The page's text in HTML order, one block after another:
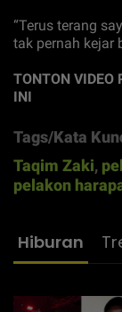
“Terus terang
tak pernah kejar
TONTON VIDEO
INI
Tags/Kata
Taqim Zaki,
pelakon
Hiburan